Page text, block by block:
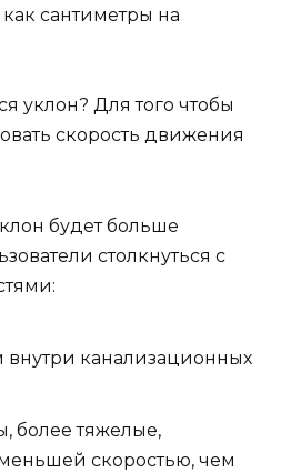
сантиметры на
уклон? Для того чтобы
скорость движения
будет больше
столкнуться с
канализационных
более тяжелые,
скоростью, чем